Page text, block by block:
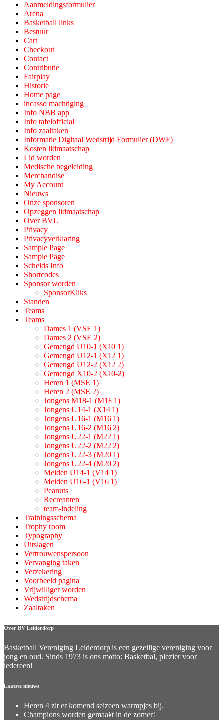
Aanmeldingsformulier
Arena
Basketball links
Bestuur
Cart
Checkout
Contact
Contributie
Fairplay
Historie
Home page
incasso machtiging
Info NBB app
Info tafelofficial
Info zaaltaken
Informatie Digitaal Wedstrijd Formulier (DWF)
Kosten lidmaatschap
Lid worden
Medische begeleiding
Merchandise
My Account
Nieuws
Onze sponsoren
Opzeggen lidmaatschap
Over BVL
Privacy
Privacyverklaring
Sample Page
Sample Page
Scheids Info
Shortcodes
Sponsor worden
SponsorKliks
Standen
Teams
Teams
Dames 1 (VSE 1)
Dames 2 (VSE 2)
Gemengd U10-1 (X10 1)
Gemengd U12-1 (X12 1)
Gemengd U12-2 (X12 2)
Gemengd X10-2 (X10-2)
Heren 1 (MSE 1)
Heren 2 (MSE 2)
Jongens M18-1 (M18 1)
Jongens U14-1 (X14 1)
Jongens U16-1 (M16 1)
Jongens U16-2 (M16 2)
Jongens U22-1 (M22 1)
Jongens U22-2 (M22 2)
Jongens U22-3 (M20 1)
Jongens U22-4 (M20 2)
Meiden U14-1 (V14 1)
Meiden U16-1 (V16 1)
Peanuts
Recreanten
team-indeling
Trainingsschema
Trophy room
Typography
Uitslagen
Vertrouwenspersoon
Vervanging taken
Verzekering
Voorbeeld pagina
Vrijwilliger worden
Wedstrijdschema
Zaaltaken
Over BV Leiderdorp
Basketball Vereniging Leiderdorp is een gezellige vereniging voor
jong en oud. Sinds 1973 is ons motto: Basketbal, plezier voor
iedereen!
Laatste nieuws
Heren 4 zit er komend seizoen warmpjes bij.
Champions worden gemaakt in de zomer!